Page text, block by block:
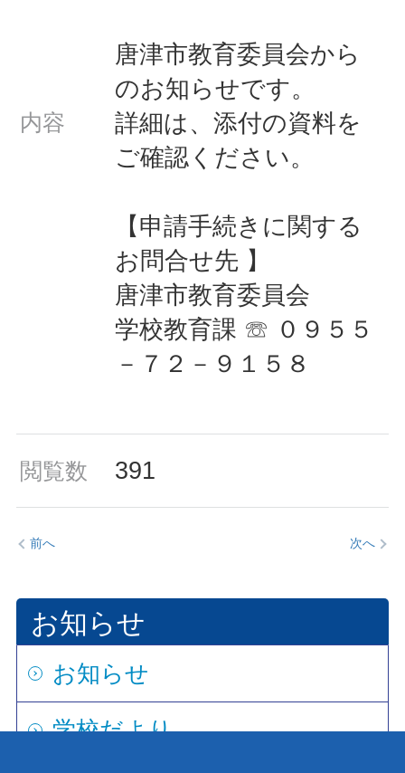
内容
唐津市教育委員会から
のお知らせです。
詳細は、添付の資料を
ご確認ください。
【申請手続きに関する
お問合せ先 】
唐津市教育委員会
学校教育課 ☏ ０９５５
－７２－９１５８
閲覧数 391
前へ 次へ
お知らせ
お知らせ
学校だより